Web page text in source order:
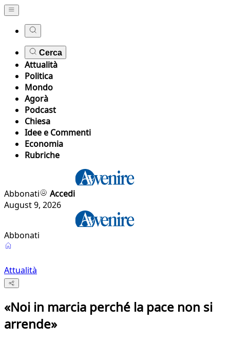
Cerca
Attualità
Politica
Mondo
Agorà
Podcast
Chiesa
Idee e Commenti
Economia
Rubriche
Abbonati
Accedi
August 9, 2026
Abbonati
Attualità
«Noi in marcia perché la pace non si
arrende»